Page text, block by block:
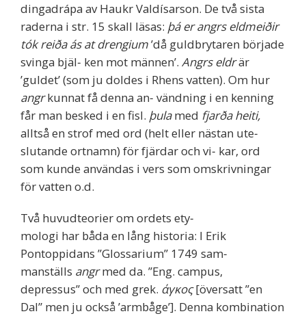
dingadrápa av Haukr Valdísarson. De två sista
raderna i str. 15 skall läsas: þá er angrs eldmeiðir
tók reiða ás at drengium’då guldbrytaren började
svinga bjäl‐ ken mot männen’. Angrs eldrär
’guldet’ (som ju doldes i Rhens vatten). Om hur
angrkunnat få denna an‐ vändning i en kenning
får man besked i en fisl. þulamed fjarða heiti,
alltså en strof med ord (helt eller nästan ute‐
slutande ortnamn) för fjärdar och vi‐ kar, ord
som kunde användas i vers som omskrivningar
för vatten o.d.
Två huvudteorier om ordets ety‐
mologi har båda en lång historia: I Erik
Pontoppidans ”Glossarium” 1749 sam‐
manställs angrmed da. ”Eng. campus,
depressus” och med grek. άγκος[översatt ”en
Dal” men ju också ’armbåge’]. Denna kombination